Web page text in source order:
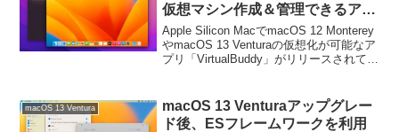
仮想マシン作成＆管理できるアプ
リ「VirtualBuddy」がオープン
ソースで公開。
Apple Silicon MacでmacOS 12 Monterey
やmacOS 13 Venturaの仮想化が可能なア
プリ「VirtualBuddy」がリリースされてい
macOS 13 Ventura
macOS 13 Venturaアップグレー
ド後、ESフレームワークを利用